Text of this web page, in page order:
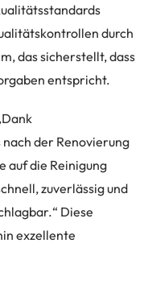
durch
das sicherstellt, dass
entspricht.
der Renovierung
auf die Reinigung
zuverlässig und
Diese
exzellente